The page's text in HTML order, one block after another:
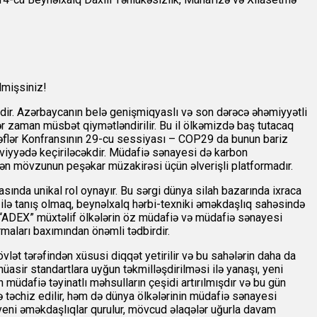
Azərbaycanın belə genişmiqyaslı və son dərəcə əhəmiyyətli
zaman müsbət qiymətləndirilir. Bu il ölkəmizdə baş tutacaq
Konfransının 29-cu sessiyası – COP29 da bunun bariz
keçiriləcəkdir. Müdafiə sənayesi də karbon
mövzunun peşəkar müzakirəsi üçün əlverişli platformadır.
unikal rol oynayır. Bu sərgi dünya silah bazarında ixraca
tanış olmaq, beynəlxalq hərbi-texniki əməkdaşlıq sahəsində
müxtəlif ölkələrin öz müdafiə və müdafiə sənayesi
baxımından önəmli tədbirdir.
tərəfindən xüsusi diqqət yetirilir və bu sahələrin daha da
standartlara uyğun təkmilləşdirilməsi ilə yanaşı, yeni
təyinatlı məhsulların çeşidi artırılmışdır və bu gün
təchiz edilir, həm də dünya ölkələrinin müdafiə sənayesi
əməkdaşlıqlar qurulur, mövcud əlaqələr uğurla davam